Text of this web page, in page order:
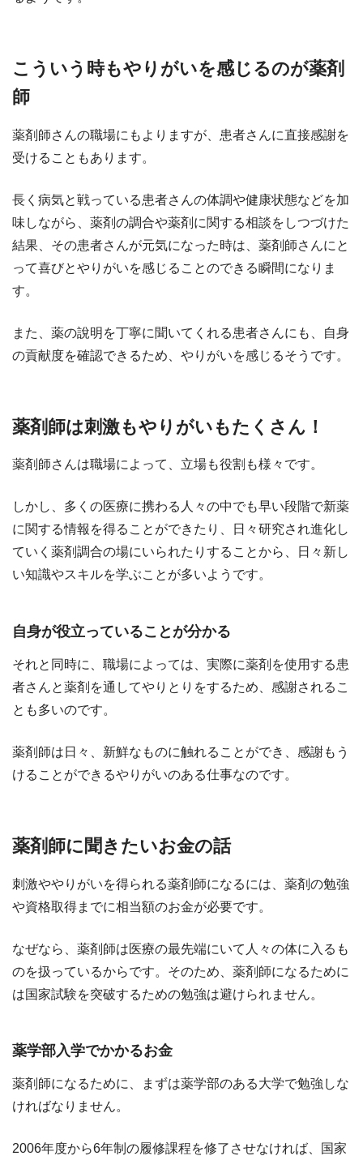
こういう時もやりがいを感じるのが薬剤
師
薬剤師さんの職場にもよりますが、患者さんに直接感謝を
受けることもあります。
長く病気と戦っている患者さんの体調や健康状態などを加
味しながら、薬剤の調合や薬剤に関する相談をしつづけた
結果、その患者さんが元気になった時は、薬剤師さんにと
って喜びとやりがいを感じることのできる瞬間になりま
す。
また、薬の說明を丁寧に聞いてくれる患者さんにも、自身
の貢献度を確認できるため、やりがいを感じるそうです。
薬剤師は刺激もやりがいもたくさん！
薬剤師さんは職場によって、立場も役割も様々です。
しかし、多くの医療に携わる人々の中でも早い段階で新薬
に関する情報を得ることができたり、日々研究され進化し
ていく薬剤調合の場にいられたりすることから、日々新し
い知識やスキルを学ぶことが多いようです。
自身が役立っていることが分かる
それと同時に、職場によっては、実際に薬剤を使用する患
者さんと薬剤を通してやりとりをするため、感謝されるこ
とも多いのです。
薬剤師は日々、新鮮なものに触れることができ、感謝もう
けることができるやりがいのある仕事なのです。
薬剤師に聞きたいお金の話
刺激ややりがいを得られる薬剤師になるには、薬剤の勉強
や資格取得までに相当額のお金が必要です。
なぜなら、薬剤師は医療の最先端にいて人々の体に入るも
のを扱っているからです。そのため、薬剤師になるために
は国家試験を突破するための勉強は避けられません。
薬学部入学でかかるお金
薬剤師になるために、まずは薬学部のある大学で勉強しな
ければなりません。
2006年度から6年制の履修課程を修了させなければ、国家